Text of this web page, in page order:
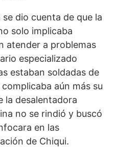
dio cuenta de que la
solo implicaba
atender a problemas
especializado
estaban soldadas de
aún más su
la desalentadora
no se rindió y buscó
en las
de Chiqui.